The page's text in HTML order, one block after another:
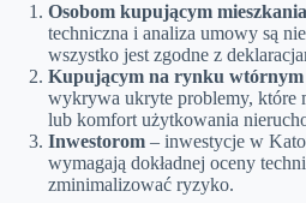
Osobom kupującym
techniczna i analiza umowy są
wszystko jest zgodne z
Kupującym na rynku wtórnym
wykrywa ukryte problemy, które
lub komfort użytkowania
Inwestorom – inwestycje w
wymagają dokładnej oceny
zminimalizować ryzyko.